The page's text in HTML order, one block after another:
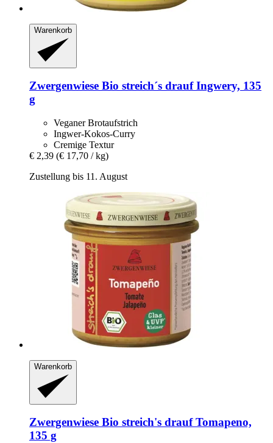
Warenkorb
Zwergenwiese Bio streich´s drauf Ingwery, 135
g
Veganer Brotaufstrich
Ingwer-Kokos-Curry
Cremige Textur
€ 2,39 (€ 17,70 / kg)
Zustellung bis 11. August
Warenkorb
Zwergenwiese Bio streich's drauf Tomapeno,
135 g